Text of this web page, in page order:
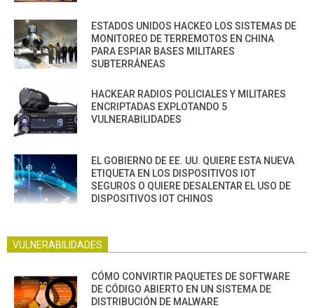
ESTADOS UNIDOS HACKEO LOS SISTEMAS DE
MONITOREO DE TERREMOTOS EN CHINA
PARA ESPIAR BASES MILITARES
SUBTERRÁNEAS
HACKEAR RADIOS POLICIALES Y MILITARES
ENCRIPTADAS EXPLOTANDO 5
VULNERABILIDADES
EL GOBIERNO DE EE. UU. QUIERE ESTA NUEVA
ETIQUETA EN LOS DISPOSITIVOS IOT
SEGUROS O QUIERE DESALENTAR EL USO DE
DISPOSITIVOS IOT CHINOS
VULNERABILIDADES
CÓMO CONVIRTIR PAQUETES DE SOFTWARE
DE CÓDIGO ABIERTO EN UN SISTEMA DE
DISTRIBUCIÓN DE MALWARE